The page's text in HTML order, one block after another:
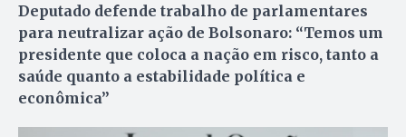
Deputado defende trabalho de parlamentares
para neutralizar ação de Bolsonaro: “Temos um
presidente que coloca a nação em risco, tanto a
saúde quanto a estabilidade política e
econômica”